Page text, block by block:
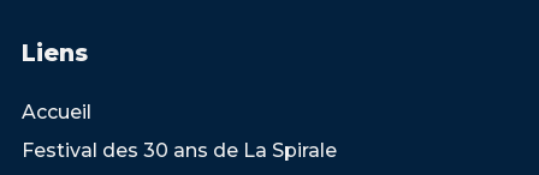
Liens
Accueil
Festival des 30 ans de La Spirale